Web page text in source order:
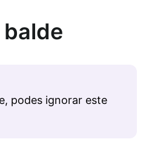
podes ignorar este